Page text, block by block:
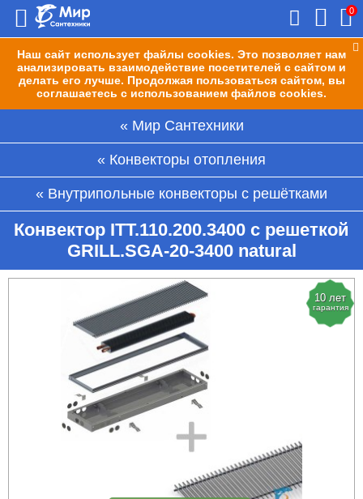
Наш сайт использует файлы cookies. Это позволяет нам
анализировать взаимодействие посетителей с сайтом и
делать его лучше. Продолжая пользоваться сайтом, вы
соглашаетесь с использованием файлов cookies.
0
Мир Сантехники
Конвекторы отопления
Внутрипольные конвекторы с решётками
Конвектор ITT.110.200.3400 с решеткой
GRILL.SGA-20-3400 natural
10 лет
гарантия